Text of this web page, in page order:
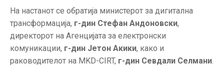
На настанот се обратија министерот за дигитална
трансформација, г-дин Стефан Андоновски,
директорот на Агенцијата за електронски
комуникации, г-дин Јетон Акики, како и
раководителот на MKD-CIRT, г-дин Севдали Селмани.